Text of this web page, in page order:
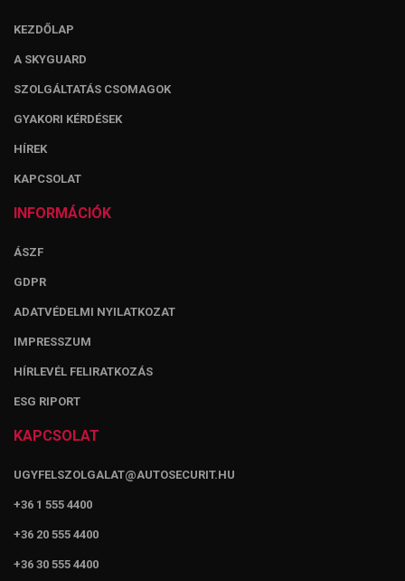
KEZDŐLAP
A SKYGUARD
SZOLGÁLTATÁS CSOMAGOK
GYAKORI KÉRDÉSEK
HÍREK
KAPCSOLAT
INFORMÁCIÓK
ÁSZF
GDPR
ADATVÉDELMI NYILATKOZAT
IMPRESSZUM
HÍRLEVÉL FELIRATKOZÁS
ESG RIPORT
KAPCSOLAT
UGYFELSZOLGALAT@AUTOSECURIT.HU
+36 1 555 4400
+36 20 555 4400
+36 30 555 4400